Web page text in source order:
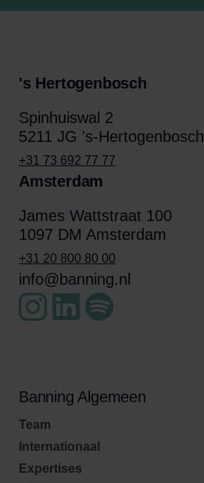
's Hertogenbosch
Spinhuiswal 2
5211 JG 's-Hertogenbosch
+31 73 692 77 77
Amsterdam
James Wattstraat 100
1097 DM Amsterdam
+31 20 800 80 00
info@banning.nl
Banning Algemeen
Team
Internationaal
Expertises